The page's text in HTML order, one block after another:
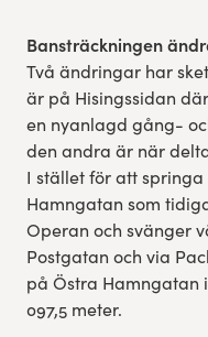
Bansträckningen
Två ändringar har
är på Hisingssidan
en nyanlagd gång-
den andra är när
I stället för att
Hamngatan som
Operan och svänger
Postgatan och via
på Östra Hamngatan
097,5 meter.